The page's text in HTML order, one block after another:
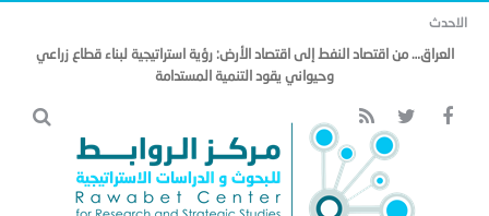
الاحدث
العراق… من اقتصاد النفط إلى اقتصاد الأرض: رؤية استراتيجية لبناء قطاع زراعي
وحيواني يقود التنمية المستدامة